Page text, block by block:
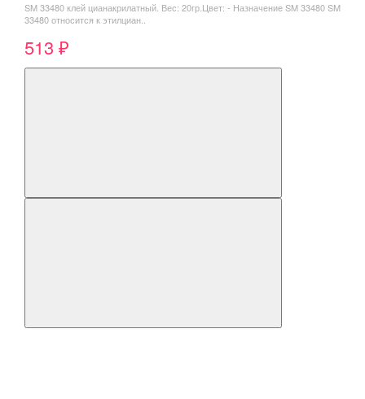
SM 33480 клей цианакрилатный. Вес: 20гр.Цвет: - Назначение SM 33480 SM
33480 относится к этилциан..
513 ₽